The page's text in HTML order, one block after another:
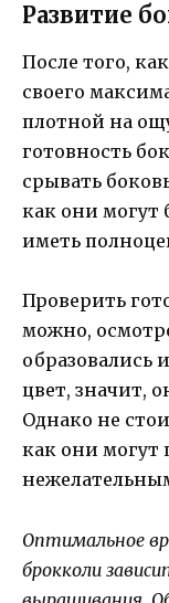
Развитие
После того,
своего
плотной на
готовность
срывать
как они могут
иметь
Проверить
можно,
образовались
цвет, значит,
Однако не
как они могут
Оптимальное
брокколи